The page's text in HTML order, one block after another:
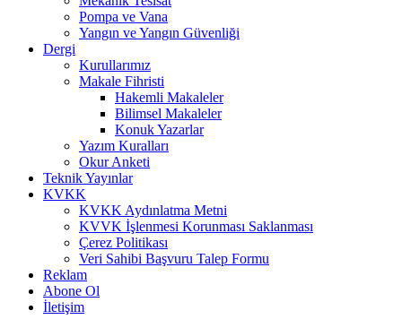
Pompa ve Vana
Yangın ve Yangın Güvenliği
Dergi
Kurullarımız
Makale Fihristi
Hakemli Makaleler
Bilimsel Makaleler
Konuk Yazarlar
Yazım Kuralları
Okur Anketi
Teknik Yayınlar
KVKK
KVKK Aydınlatma Metni
KVVK İşlenmesi Korunması Saklanması
Çerez Politikası
Veri Sahibi Başvuru Talep Formu
Reklam
Abone Ol
İletişim